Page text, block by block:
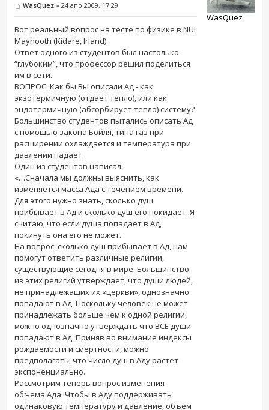
WasQuez » 24 апр 2009, 17:29
Вот реальный вопрос на тесте по физике в NUI
Maynooth (Kidare, Irland).
Ответ одного из студентов был настолько
“глубоким”, что профессор решил поделиться
им в сети.
ВОПРОС: Как бы Вы описали Ад - как
экзотермичную (отдает тепло), или как
эндотермичную (абсорбирует тепло) систему?
Большинство студентов пытались описать Ад
с помощью закона Бойля, типа газ при
расширении охлаждается и температура при
давлении падает.
Один из студентов написал:
«…Сначала мы должны выяснить, как
изменяется масса Ада с течением времени.
Для этого нужно знать, сколько душ
прибывает в Ад и сколько душ его покидает. Я
считаю, что если душа попадает в Ад,
покинуть она его не может.
На вопрос, сколько душ прибывает в Ад, нам
помогут ответить различные религии,
существующие сегодня в мире. Большинство
из этих религий утверждает, что души людей,
не принадлежащих их «церкви», однозначно
попадают в Ад. Поскольку человек не может
принадлежать больше чем к одной религии,
можно однозначно утверждать что ВСЕ души
попадают в Ад. Приняв во внимание индексы
рождаемости и смертности, можно
предполагать, что число душ в Аду растет
экспоненциально.
Рассмотрим теперь вопрос изменения
объема Ада. Чтобы в Аду поддерживать
одинаковую температуру и давление, объем
WasQuez